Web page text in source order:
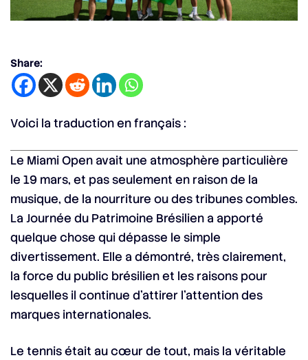
Share:
Voici la traduction en français :
Le Miami Open avait une atmosphère particulière
le 19 mars, et pas seulement en raison de la
musique, de la nourriture ou des tribunes combles.
La Journée du Patrimoine Brésilien a apporté
quelque chose qui dépasse le simple
divertissement. Elle a démontré, très clairement,
la force du public brésilien et les raisons pour
lesquelles il continue d’attirer l’attention des
marques internationales.
Le tennis était au cœur de tout, mais la véritable